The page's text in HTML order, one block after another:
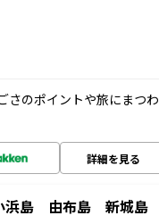
さのポイントや旅にまつわ
詳細を見る
島 由布島 新城島